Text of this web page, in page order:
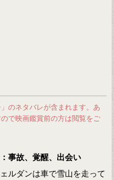
のネタバレが含まれます。あ
で映画鑑賞前の方は閲覧をご
事故、覚醒、出会い
ルダンは車で雪山を走って